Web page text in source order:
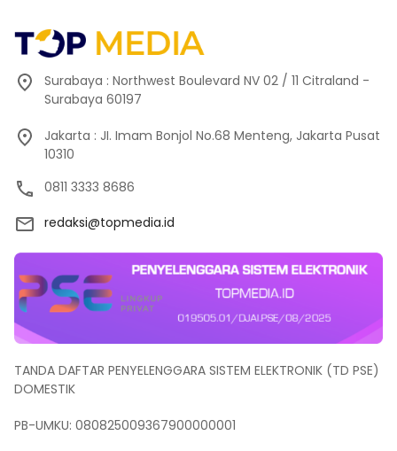
Surabaya : Northwest Boulevard NV 02 / 11 Citraland -
Surabaya 60197
Jakarta : JI. Imam Bonjol No.68 Menteng, Jakarta Pusat
10310
0811 3333 8686
redaksi@topmedia.id
TANDA DAFTAR PENYELENGGARA SISTEM ELEKTRONIK (TD PSE)
DOMESTIK
PB-UMKU: 080825009367900000001